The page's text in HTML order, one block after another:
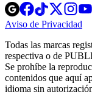
Opens
in
new
Opens
in
new
Opens
in
new
window
new
Aviso de Privacidad
Todas las marcas
respectiva o de
Se prohíbe la
contenidos que aquí
idioma sin